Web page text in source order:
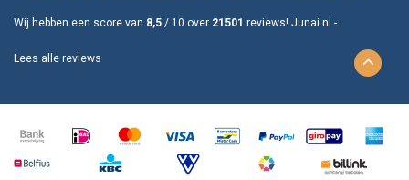
Wij hebben een score van 8,5 / 10 over 21501 reviews! Junai.nl -
Lees alle reviews